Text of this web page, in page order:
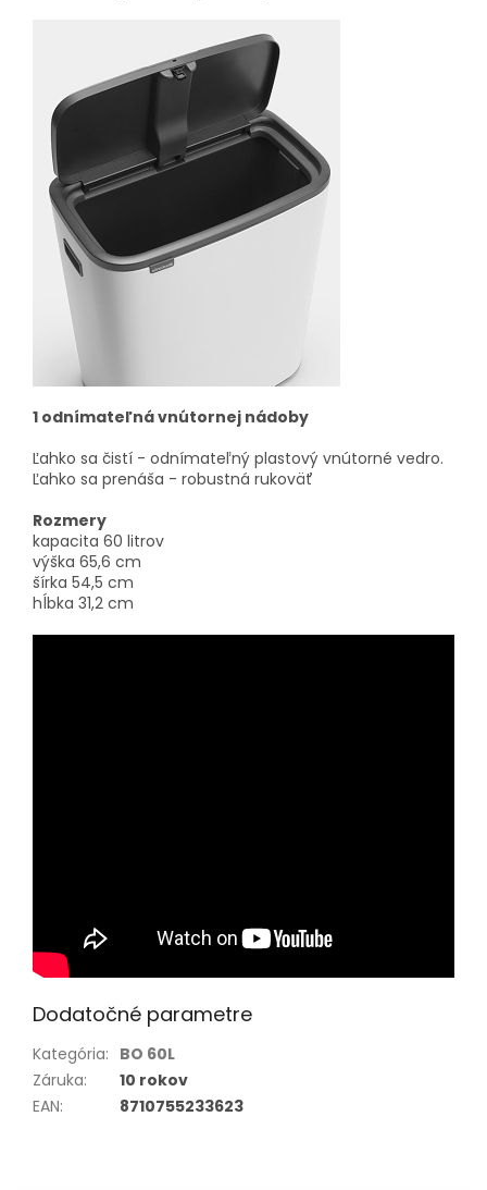
1 odnímateľná vnútornej nádoby
Ľahko sa čistí - odnímateľný plastový vnútorné vedro.
Ľahko sa prenáša - robustná rukoväť
Rozmery
kapacita 60 litrov
výška 65,6 cm
šírka 54,5 cm
hĺbka 31,2 cm
Dodatočné parametre
Kategória: BO 60L
Záruka:
10 rokov
EAN: 8710755233623